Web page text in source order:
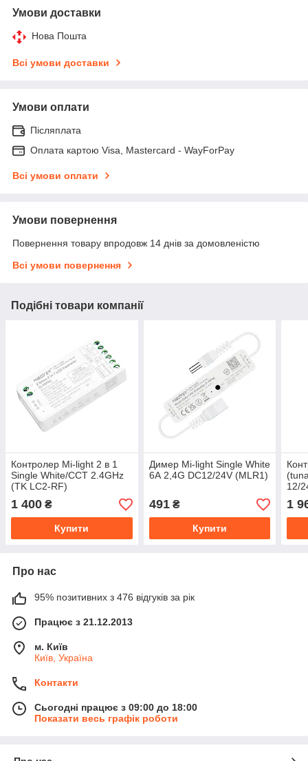
Умови доставки
Нова Пошта
Всі умови доставки
Умови оплати
Післяплата
Оплата картою Visa, Mastercard - WayForPay
Всі умови оплати
Умови повернення
Повернення товару впродовж 14 днів за домовленістю
Всі умови повернення
Подібні товари компанії
Контролер Mi-light 2 в 1
Single White/CCT 2.4GHz
(TK LC2-RF)
1 400 ₴
Купити
Димер Mi-light Single White
6А 2,4G DC12/24V (MLR1)
491₴
Купити
12/
FI,
1
Про нас
95% позитивних з 476 відгуків за рік
Працює з 21.12.2013
м. Київ
Київ, Україна
Контакти
Сьогодні працює з 09:00 до 18:00
Показати весь графік роботи